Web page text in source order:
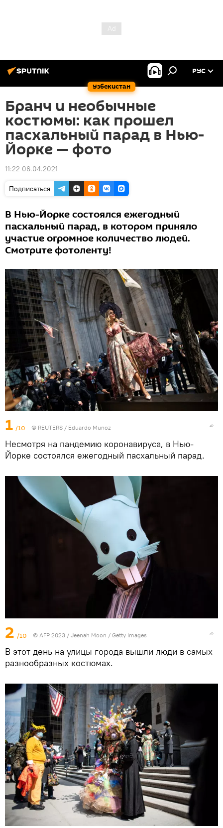
Узбекистан
РУС
Бранч и необычные
костюмы: как прошел
пасхальный парад в Нью-
Йорке — фото
11:22 06.04.2021
Подписаться
В Нью-Йорке состоялся ежегодный
пасхальный парад, в котором приняло
участие огромное количество людей.
Смотрите фотоленту!
1 /10 © REUTERS / Eduardo Munoz
Несмотря на пандемию коронавируса, в Нью-
Йорке состоялся ежегодный пасхальный парад.
2 /10 © AFP 2023 / Jeenah Moon / Getty Images
В этот день на улицы города вышли люди в самых
разнообразных костюмах.